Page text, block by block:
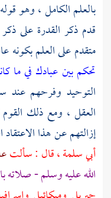
بالعلم الكامل ، وهو
قدم ذكر القدرة على ذكر
متقدم على العلم بكونه
تحكم بين عبادك في ما
التوحيد وفرحهم عند
العقل ، ومع ذلك
إزالتهم عن هذا
أبي سلمة، قال : سألت
الله عليه وسلم - صلاته